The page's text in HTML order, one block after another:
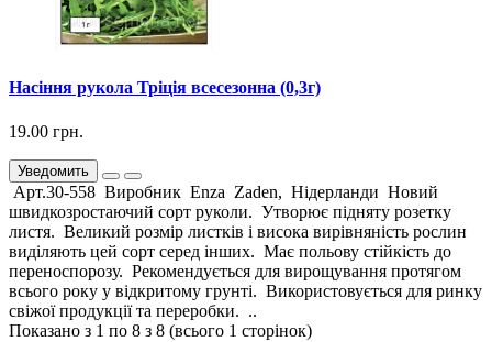
Насіння рукола Тріція всесезонна (0,3г)
19.00 грн.
Уведомить
Арт.30-558 Виробник Enza Zaden, Нідерланди Новий
швидкозростаючий сорт руколи. Утворює підняту розетку
листя. Великий розмір листків і висока вирівняність рослин
виділяють цей сорт серед інших. Має польову стійкість до
переноспорозу. Рекомендується для вирощування протягом
всього року у відкритому грунті. Використовується для ринку
свіжої продукції та переробки. ..
Показано з 1 по 8 з 8 (всього 1 сторінок)